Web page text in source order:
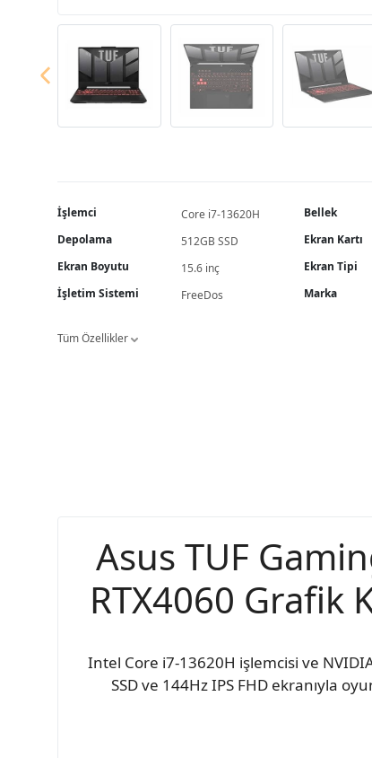
İşlemci Core i7-13620H Bellek
Depolama
512GB SSD Ekran Kartı
Ekran Boyutu
15.6 inç Ekran Tipi
İşletim Sistemi
FreeDos Marka
Tüm Özellikler
Asus TUF
RTX4060 Grafik
Intel Core i7-13620H işlemcisi ve
SSD ve 144Hz IPS FHD ekranıyla